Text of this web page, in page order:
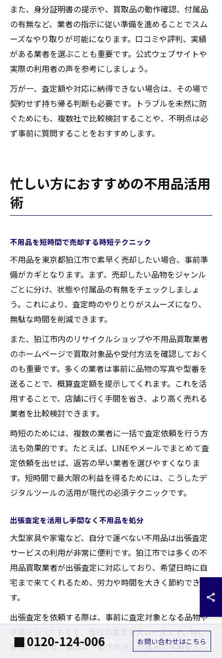
また、身分証明書の提示や、買取品の動作確認、付属品
の有無など、業者の指示に従い準備を進めることでスム
ーズなやり取りが可能になります。口コミや評判、実績
がある業者を選ぶことも重要です。公式ウェブサイトや
実際の利用者の声を参考にしましょう。
万が一、査定額や対応に納得できない場合は、その場で
契約せず持ち帰る判断も必要です。トラブルを未然に防
ぐためにも、複数社で比較検討することや、不明点は必
ず事前に質問することをおすすめします。
忙しい方におすすめの不用品活用
術
不用品を短時間で売却する時短テクニック
不用品を東京都狛江市で素早く売却したい場合、事前準
備がカギとなります。まず、売却したい品物をジャンル
ごとに分け、状態や付属品の有無をチェックしましょ
う。これにより、査定時のやりとりがスムーズになり、
無駄な時間を削減できます。
また、狛江市内のリサイクルショップや不用品買取業者
のホームページで買取対象品や受付方法を確認しておく
のも重要です。多くの業者は事前に品物の写真や型番を
送ることで、概算査定額を提示してくれます。これを活
用することで、店舗に行く手間を省き、より高く売れる
業者を比較検討できます。
時短のためには、複数の業者に一括で査定依頼を行う方
法も効果的です。たとえば、LINEやメールでまとめて査
定依頼を出せば、返答の早い業者を選びやすくなりま
す。短時間で最大限の利益を得るためには、こうしたデ
ジタルツールの活用が現代の必須テクニックです。
出張査定を活用し手間なく不用品を処分
大型家具や家電など、自分で運べない不用品は出張査定
サービスの利用が非常に便利です。狛江市では多くの不
用品買取業者が出張査定に対応しており、希望日時に自
宅まで来てくれるため、労力や時間を大きく節約できま
す。
出張査定を依頼する際は、事前に査定対象となる品物や
状態を伝えておくと、当日の査定もスムーズです。特に
家電の場合は、製造年や動作状況、付属品の有無など、
0120-124-006 お問い合わせはこちら